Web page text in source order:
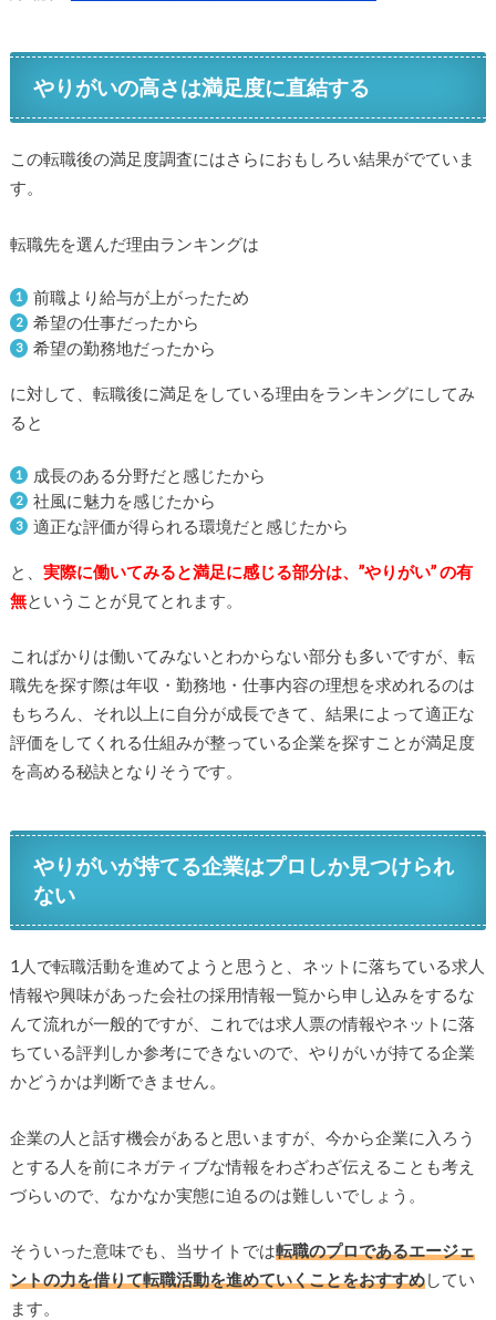
やりがいの高さは満足度に直結する
この転職後の満足度調査にはさらにおもしろい結果がでていま
す。
転職先を選んだ理由ランキングは
前職より給与が上がったため
希望の仕事だったから
希望の勤務地だったから
に対して、転職後に満足をしている理由をランキングにしてみ
ると
成長のある分野だと感じたから
社風に魅力を感じたから
適正な評価が得られる環境だと感じたから
と、 実際に働いてみると満足に感じる部分は、”やりがい” の有
無ということが見てとれます。
こればかりは働いてみないとわからない部分も多いですが、転
職先を探す際は年収・勤務地・仕事内容の理想を求めれるのは
もちろん、それ以上に自分が成長できて、結果によって適正な
評価をしてくれる仕組みが整っている企業を探すことが満足度
を高める秘訣となりそうです。
やりがいが持てる企業はプロしか見つけられ
ない
1人で転職活動を進めてようと思うと、ネットに落ちている求人
情報や興味があった会社の採用情報一覧から申し込みをするな
んて流れが一般的ですが、これでは求人票の情報やネットに落
ちている評判しか参考にできないので、やりがいが持てる企業
かどうかは判断できません。
企業の人と話す機会があると思いますが、今から企業に入ろう
とする人を前にネガティブな情報をわざわざ伝えることも考え
づらいので、なかなか実態に迫るのは難しいでしょう。
そういった意味でも、当サイトでは転職のプロであるエージェ
ントの力を借りて転職活動を進めていくことをおすすめしてい
ます。